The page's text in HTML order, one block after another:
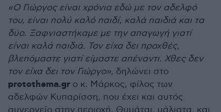
«Ο Γιώργος είναι χρόνια εδώ με τον αδελφό
του, είναι πολύ καλό παιδί, καλά παιδιά και τα
δύο. Ξαφνιαστήκαμε με την απαγωγή γιατί
είναι καλά παιδιά. Τον είχα δει προχθές,
βλεπόμαστε γιατί είμαστε απέναντι. Χθες δεν
τον είχα δει τον Γιώργο», δηλώνει στο
protothema.gr ο κ. Μάρκος, φίλος των
αδελφών Κυπαρίσση, που έχει και αυτός
συνεργείο στην περιοχή. Θυμάται, μάλιστα, και